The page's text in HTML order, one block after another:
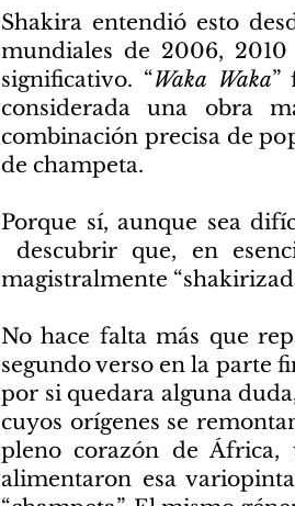
Shakira entendió esto
mundiales de 2006,
significativo. “Waka Waka”
considerada una obra
combinación precisa de
de champeta.
Porque sí, aunque sea
descubrir que, en
magistralmente
No hace falta más que
segundo verso en la parte
por si quedara alguna
cuyos orígenes se
pleno corazón de
alimentaron esa